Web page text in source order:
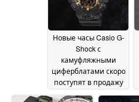
Новые часы Casio G-
Shock с
камуфляжными
циферблатами скоро
поступят в продажу
26 May 2026